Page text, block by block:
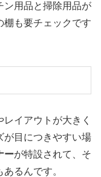
ン用品と掃除用品が
棚も要チェックです
イアウトが大きく
が目につきやすい場
ーが特設されて、そ
るんです。